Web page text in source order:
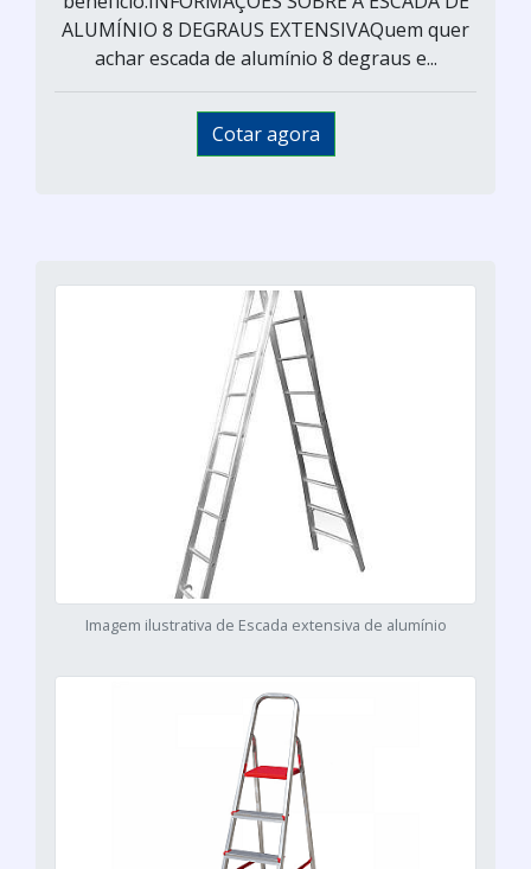
ALUMÍNIO 8 DEGRAUS EXTENSIVAQuem quer
achar escada de alumínio 8 degraus e...
Cotar agora
Imagem ilustrativa de Escada extensiva de alumínio